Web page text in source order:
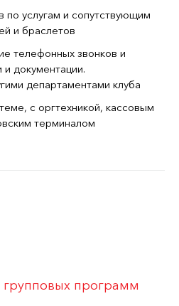
по услугам и сопутствующим
и браслетов
телефонных звонков и
документации.
департаментами клуба
с оргтехникой, кассовым
терминалом
программ